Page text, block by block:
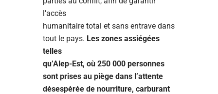
l’accès
humanitaire total et sans entrave dans
tout le pays. Les zones assiégées
telles
qu’Alep-Est, où 250 000 personnes
sont prises au piège dans l’attente
désespérée de nourriture, carburant